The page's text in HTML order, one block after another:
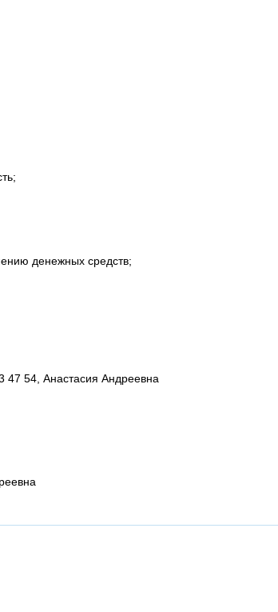
денежных средств;
47 54, Анастасия Андреевна